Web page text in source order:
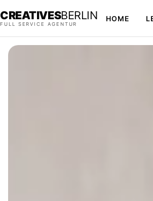
CREATIVESBERLIN
FULL SERVICE AGENTUR
HOME